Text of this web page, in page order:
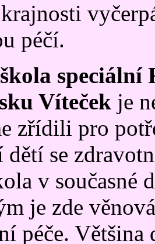
péčí.
speciální
Víteček je
zřídili pro
dětí se
v současné
je zde
péče. Většina